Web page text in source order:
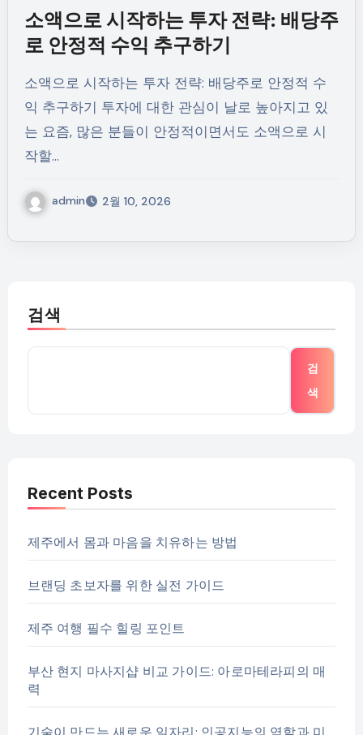
소액으로 시작하는 투자 전략: 배당주
로 안정적 수익 추구하기
소액으로 시작하는 투자 전략: 배당주로 안정적 수
익 추구하기 투자에 대한 관심이 날로 높아지고 있
는 요즘, 많은 분들이 안정적이면서도 소액으로 시
작할…
admin 2월 10, 2026
검색
검
색
Recent Posts
제주에서 몸과 마음을 치유하는 방법
브랜딩 초보자를 위한 실전 가이드
제주 여행 필수 힐링 포인트
부산 현지 마사지샵 비교 가이드: 아로마테라피의 매
력